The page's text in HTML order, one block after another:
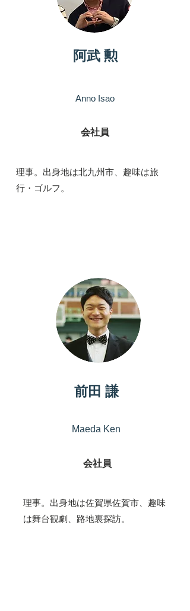
阿武 勲
Anno Isao
会社員
​理事。出身地は北九州市、趣味は旅
行・ゴルフ。
前田 謙
Maeda Ken
会社員
理事。出身地は佐賀県佐賀市、趣味
は舞台観劇、路地裏探訪。